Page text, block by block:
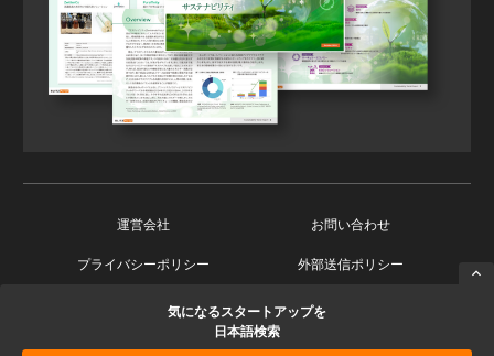
運営会社 お問い合わせ
プライバシーポリシー 外部送信ポリシー
Copyright © 2026 Ishin Co., Ltd. All Rights Reserved.
気になるスタートアップを
日本語検索